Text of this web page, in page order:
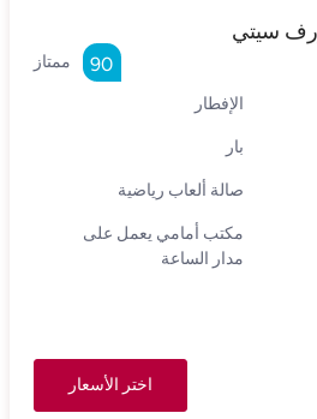
سيتي
ممتاز 90
الإفطار
بار
صالة ألعاب رياضية
مكتب أمامي يعمل على
مدار الساعة
اختر الأسعار